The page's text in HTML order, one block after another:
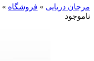
مرجان دریایی » فروشگاه »
ناموجود